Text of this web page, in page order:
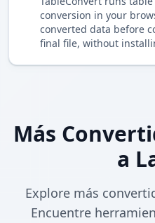
conversion in your
converted data before
final file, without
Más
a
Explore más
Encuentre